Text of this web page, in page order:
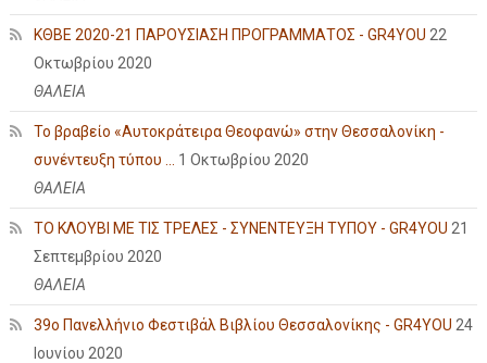
ΚΘΒΕ 2020-21 ΠΑΡΟΥΣΙΑΣΗ ΠΡΟΓΡΑΜΜΑΤΟΣ - GR4YOU 22
Οκτωβρίου 2020
ΘΑΛΕΙΑ
Το βραβείο «Αυτοκράτειρα Θεοφανώ» στην Θεσσαλονίκη -
συνέντευξη τύπου ...
1 Οκτωβρίου 2020
ΘΑΛΕΙΑ
ΤΟ ΚΛΟΥΒΙ ΜΕ ΤΙΣ ΤΡΕΛΕΣ - ΣΥΝΕΝΤΕΥΞΗ ΤΥΠΟΥ - GR4YOU 21
Σεπτεμβρίου 2020
ΘΑΛΕΙΑ
39ο Πανελλήνιο Φεστιβάλ Βιβλίου Θεσσαλονίκης - GR4YOU 24
Ιουνίου 2020